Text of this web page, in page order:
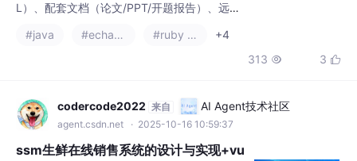
L）、配套文档（论文/PPT/开题报告）、远程
ringBoot/Vue/JSP/MySQL，支持IDEA/Eclips
字）
#java
+4
313  3 
codercode2022 来自 AI Agent技术社区
agent.csdn.net · 2025-10-16 10:59:37
ssm生鲜在线销售系统的设计与实现+vu